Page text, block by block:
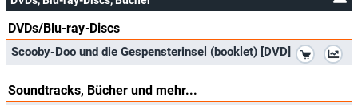
DVDs/Blu-ray-Discs
Scooby-Doo und die Gespensterinsel (booklet) [DVD]
Soundtracks, Bücher und mehr...